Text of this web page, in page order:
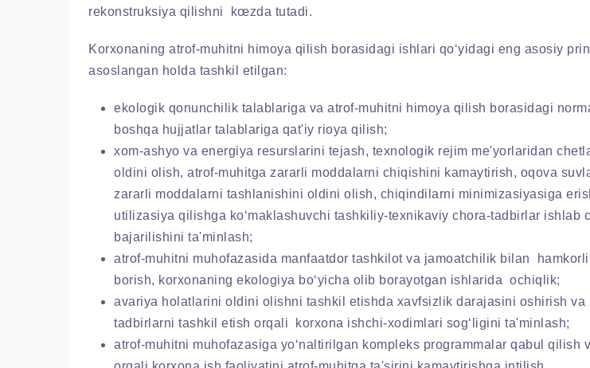
rekonstruksiya qilishni kœzda tutadi.
Korxonaning atrof-muhitni himoya qilish borasidagi ishlari qo‘yidagi eng asosiy
asoslangan holda tashkil etilgan:
ekologik qonunchilik talablariga va atrof-muhitni himoya qilish borasidagi
boshqa hujjatlar talablariga qat'iy rioya qilish;
xom-ashyo va energiya resurslarini tejash, texnologik rejim me'yorlaridan
oldini olish, atrof-muhitga zararli moddalarni chiqishini kamaytirish, oqova
zararli moddalarni tashlanishini oldini olish, chiqindilarni minimizasiyasiga
utilizasiya qilishga ko‘maklashuvchi tashkiliy-texnikaviy chora-tadbirlar ishlab
bajarilishini ta'minlash;
atrof-muhitni muhofazasida manfaatdor tashkilot va jamoatchilik bilan
borish, korxonaning ekologiya bo‘yicha olib borayotgan ishlarida ochiqlik;
avariya holatlarini oldini olishni tashkil etishda xavfsizlik darajasini oshirish va
tadbirlarni tashkil etish orqali korxona ishchi-xodimlari sog‘ligini ta'minlash;
atrof-muhitni muhofazasiga yo‘naltirilgan kompleks programmalar qabul qilish